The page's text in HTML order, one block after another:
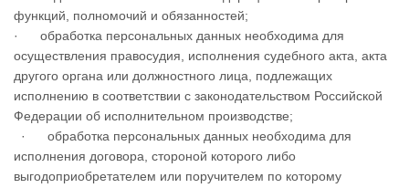
функций, полномочий и обязанностей;
· обработка персональных данных необходима для
осуществления правосудия, исполнения судебного акта, акта
другого органа или должностного лица, подлежащих
исполнению в соответствии с законодательством Российской
Федерации об исполнительном производстве;
· обработка персональных данных необходима для
исполнения договора, стороной которого либо
выгодоприобретателем или поручителем по которому